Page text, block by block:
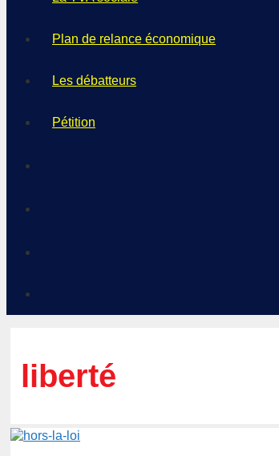
Plan de relance économique
Les débatteurs
Pétition
liberté